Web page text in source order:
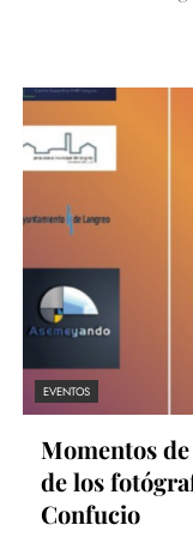
EVENTOS
Momentos
de los
Confucio